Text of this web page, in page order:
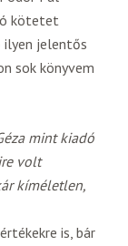
kötetet
ilyen jelentős
sok könyvem
mint kiadó
volt
kíméletlen,
is, bár